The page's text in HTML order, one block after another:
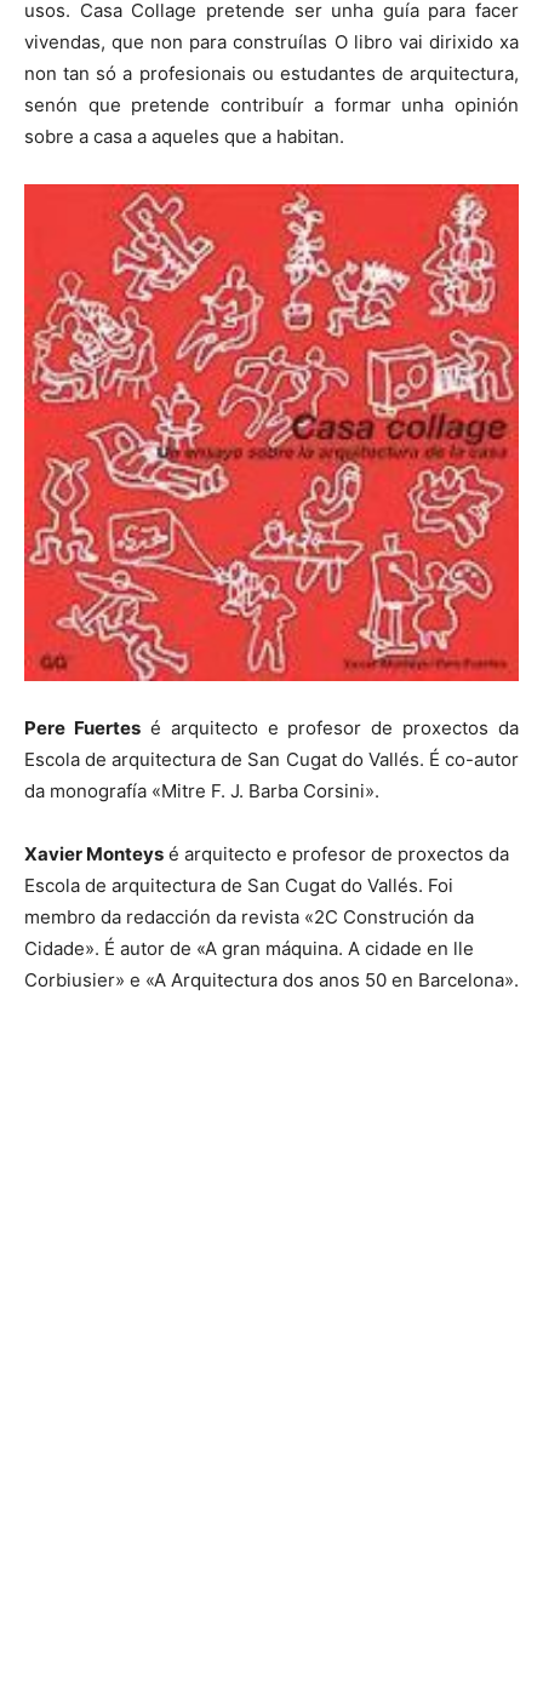
usos. Casa Collage pretende ser unha guía para facer
vivendas, que non para construílas O libro vai dirixido xa
non tan só a profesionais ou estudantes de arquitectura,
senón que pretende contribuír a formar unha opinión
sobre a casa a aqueles que a habitan.
Pere Fuertesé arquitecto e profesor de proxectos da
Escola de arquitectura de San Cugat do Vallés. É co-autor
da monografía «Mitre F. J. Barba Corsini».
Xavier Monteys é arquitecto e profesor de proxectos da
Escola de arquitectura de San Cugat do Vallés. Foi
membro da redacción da revista «2C Construción da
Cidade». É autor de «A gran máquina. A cidade en lle
Corbiusier» e «A Arquitectura dos anos 50 en Barcelona».